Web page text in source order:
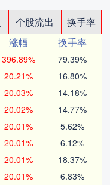
个股流出
换手率
涨幅
换手率
396.89% 79.39%
20.21% 16.80%
20.03% 14.18%
20.02% 14.77%
20.01% 5.62%
20.01% 6.12%
20.01% 18.37%
20.01% 6.83%